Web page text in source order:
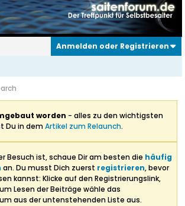
Anmelden oder Registrieren
worden - alles zu den wichtigsten
Du in demArtikel zum Relaunch.
Besuch ist, schaue Dir am besten die häufig
an. Du musst Dich zuerst registrieren, bevor
kannst: Klicke auf den Registrierungslink,
Lesen der Beiträge wähle das
aus der untenstehenden Liste aus.